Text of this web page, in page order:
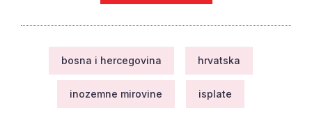
bosna i hercegovina hrvatska
inozemne mirovine isplate